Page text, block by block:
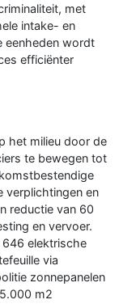
met
intake- en
eenheden wordt
efficiënter
het milieu door de
te bewegen tot
verplichtingen en
reductie van 60
en vervoer.
elektrische
via
zonnepanelen
m2